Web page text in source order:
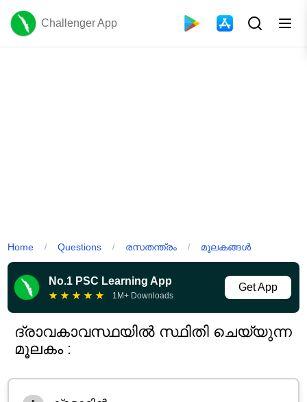
Challenger App
Home / Questions / രസതന്ത്രം / മൂലകങ്ങൾ
No.1 PSC Learning App
★ ★ ★ ★ ★ 1M+ Downloads
Get App
ദ്രാവകാവസ്ഥയിൽ സ്ഥിതി ചെയ്യുന്ന
മൂലകം :